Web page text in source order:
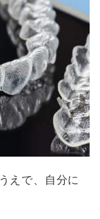
えで、自分に